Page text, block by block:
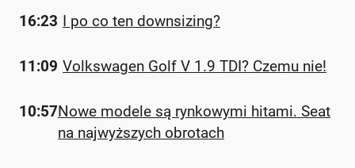
16:23 I po co ten downsizing?
11:09 Volkswagen Golf V 1.9 TDI? Czemu nie!
10:57Nowe modele są rynkowymi hitami. Seat
na najwyższych obrotach